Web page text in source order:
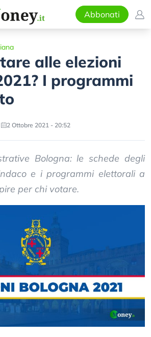
Abbonati
alle elezioni
I programmi
2 Ottobre 2021 - 20:52
Bologna: le schede degli
e i programmi elettorali a
per chi votare.